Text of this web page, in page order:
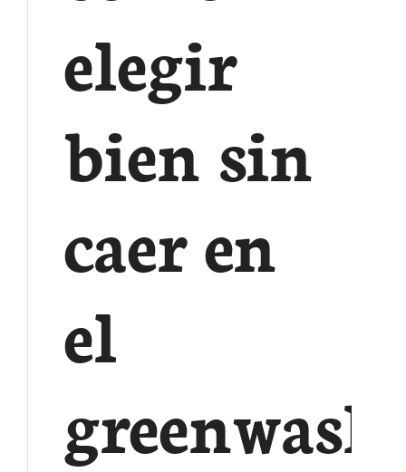
elegir
bien sin
caer en
el